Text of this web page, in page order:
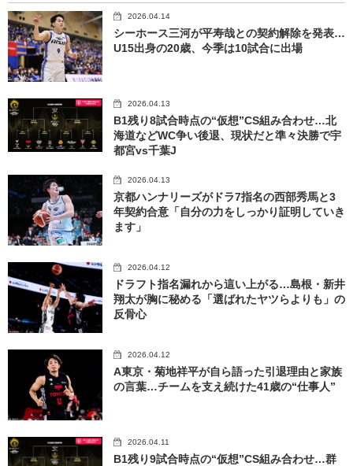
2026.04.14
シーホース三河が平寿哉との契約解除を発表…
U15出身の20歳、今季は10試合に出場
2026.04.13
B1残り8試合時点の“仮想”CS組み合わせ…北
海道などWC争い後退、現状だと準々決勝で宇
都宮vs千葉J
2026.04.13
京都ハンナリーズがドラ7指名の西部秀馬と3
年契約合意「自分の力をしっかり証明していき
ます」
2026.04.12
ドラフト指名漏れから這い上がる…島根・新井
翔太が胸に秘める「選ばれたヤツらよりも」の
反骨心
2026.04.12
A東京・菊地祥平が自ら語った引退理由と家族
の言葉…チームを支え続けた41歳の“仕事人”
2026.04.11
B1残り9試合時点の“仮想”CS組み合わせ…群